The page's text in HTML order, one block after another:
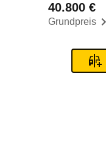
Grundpreis
40.800 €